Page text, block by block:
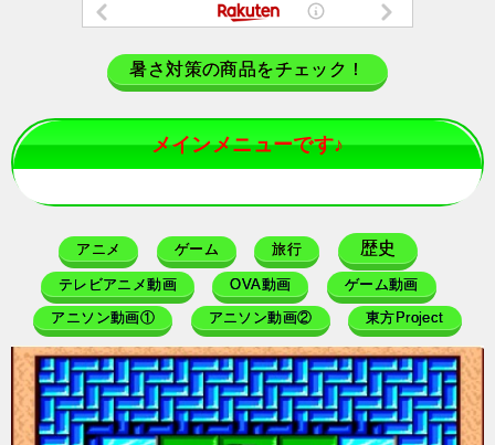
暑さ対策の商品をチェック！
メインメニューです♪
アニメ ゲーム 旅行 歴史
テレビアニメ動画 OVA動画 ゲーム動画
アニソン動画① アニソン動画② 東方Project